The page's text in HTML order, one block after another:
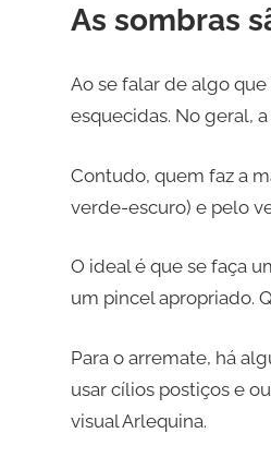
As sombras
Ao se falar de algo
esquecidas. No geral,
Contudo, quem faz a
verde-escuro) e pelo
O ideal é que se faça
um pincel apropriado.
Para o arremate, há
usar cílios postiços e
visual Arlequina.